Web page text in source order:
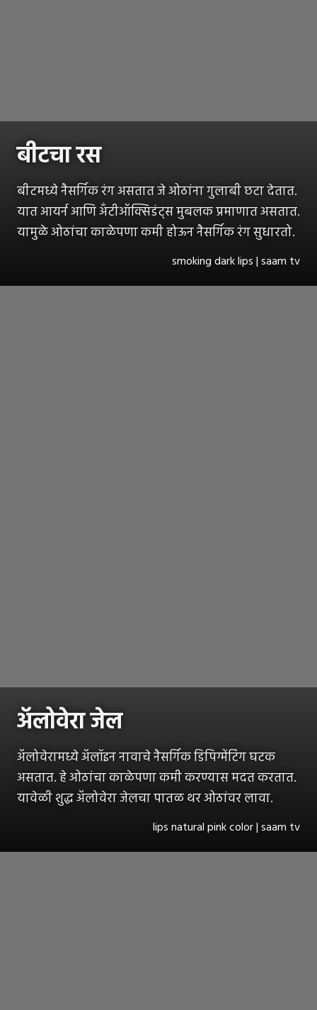
बीटचा रस
बीटमध्ये नैसर्गिक रंग असतात जे ओठांना गुलाबी छटा देतात.
यात आयर्न आणि अँटीऑक्सिडंट्स मुबलक प्रमाणात असतात.
यामुळे ओठांचा काळेपणा कमी होऊन नैसर्गिक रंग सुधारतो.
smoking dark lips | saam tv
अ‍ॅलोवेरा जेल
अ‍ॅलोवेरामध्ये अ‍ॅलॉइन नावाचे नैसर्गिक डिपिग्मेंटिंग घटक
असतात. हे ओठांचा काळेपणा कमी करण्यास मदत करतात.
यावेळी शुद्ध अ‍ॅलोवेरा जेलचा पातळ थर ओठांवर लावा.
lips natural pink color | saam tv